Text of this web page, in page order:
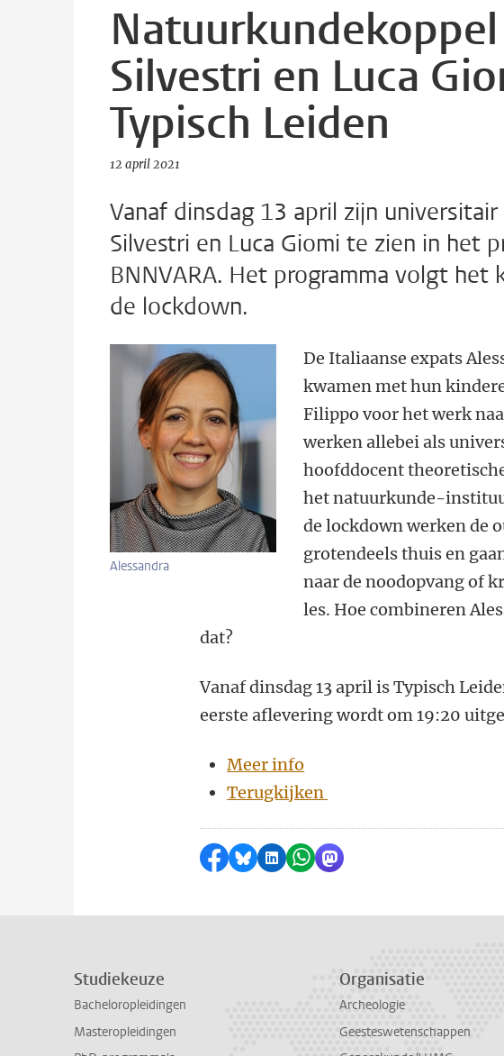
Silvestri en Luca
Typisch Leiden
12 april 2021
Vanaf dinsdag 13 april zijn
Silvestri en Luca Giomi te zien in het
BNNVARA. Het programma volgt
de lockdown.
Alessandra
De Italiaanse expats
kwamen met hun
Filippo voor het werk
werken allebei als
hoofddocent
het natuurkunde-
de lockdown werken de
grotendeels thuis en
naar de noodopvang of
les. Hoe combineren
dat?
Vanaf dinsdag 13 april is Typisch
eerste aflevering wordt om 19:20
Meer info
Terugkijken
Delen op Facebook
Delen via Bluesky
Delen op LinkedIn
Delen via WhatsApp
Delen via Mastodon
Studiekeuze
Bacheloropleidingen
Masteropleidingen
Organisatie
Archeologie
Geesteswetenschappen